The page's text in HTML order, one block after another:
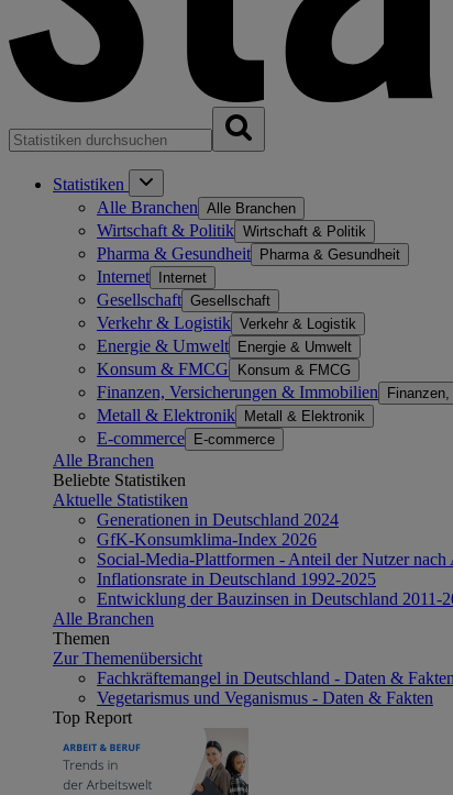
Statistiken
Alle Branchen Alle Branchen
Wirtschaft & Politik Wirtschaft & Politik
Pharma & Gesundheit Pharma & Gesundheit
Internet Internet
Gesellschaft Gesellschaft
Verkehr & Logistik Verkehr & Logistik
Energie & Umwelt Energie & Umwelt
Konsum & FMCG Konsum & FMCG
Finanzen, Versicherungen & Immobilien
Metall & Elektronik Metall & Elektronik
E-commerce E-commerce
Alle Branchen
Beliebte Statistiken
Aktuelle Statistiken
Generationen in Deutschland 2024
GfK-Konsumklima-Index 2026
Social-Media-Plattformen - Anteil der Nutzer
Inflationsrate in Deutschland 1992-2025
Entwicklung der Bauzinsen in Deutschland 2011-
Alle Branchen
Themen
Zur Themenübersicht
Fachkräftemangel in Deutschland - Daten & Fakten
Vegetarismus und Veganismus - Daten & Fakten
Top Report